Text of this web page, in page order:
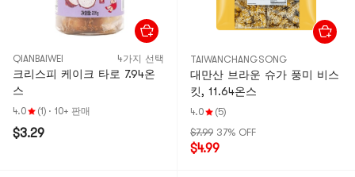
QIANBAIWEI 4가지 선택
크리스피 케이크 타로 7.94온
스
4.0 (1) · 10+ 판매
$3.29
TAIWANCHANGSONG
대만산 브라운 슈가 풍미 비스
킷, 11.64온스
4.0
(5)
$7.99 37% OFF
$4.99